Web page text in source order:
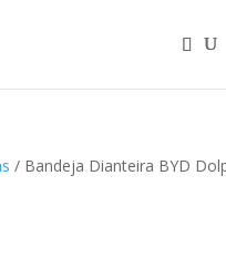
/ Bandeja Dianteira BYD